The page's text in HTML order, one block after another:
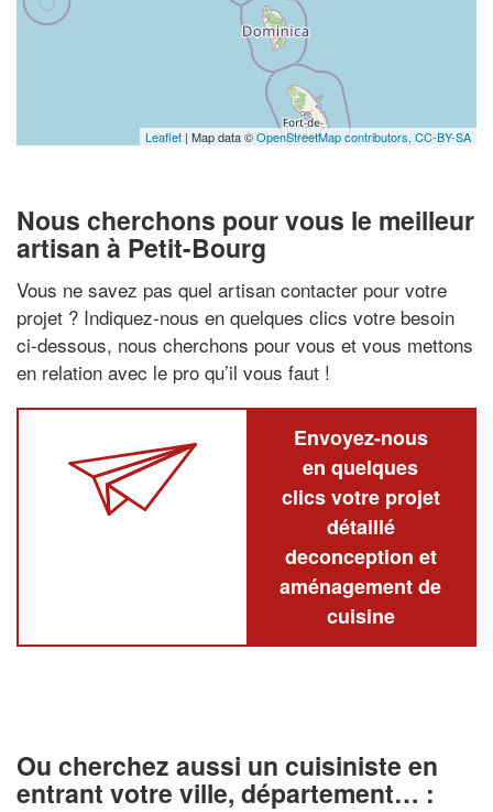
Leaflet | Map data ©OpenStreetMap contributors, CC-BY-SA
Nous cherchons pour vous le meilleur
artisan à Petit-Bourg
Vous ne savez pas quel artisan contacter pour votre
projet ? Indiquez-nous en quelques clics votre besoin
ci-dessous, nous cherchons pour vous et vous mettons
en relation avec le pro qu’il vous faut !
Envoyez-nous
en quelques
clics votre projet
détaillé
deconception et
aménagement de
cuisine
Ou cherchez aussi un cuisiniste en
entrant votre ville, département… :